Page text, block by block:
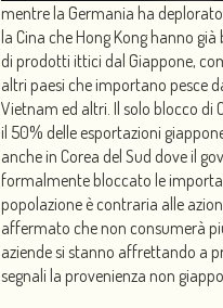
mentre la Germania ha
la Cina che Hong Kong hanno
di prodotti ittici dal Giappone,
altri paesi che importano pesce
Vietnam ed altri. Il solo blocco di
il 50% delle esportazioni
anche in Corea del Sud dove il
formalmente bloccato le
popolazione è contraria alle
affermato che non consumerà
aziende si stanno affrettando a
segnali la provenienza non